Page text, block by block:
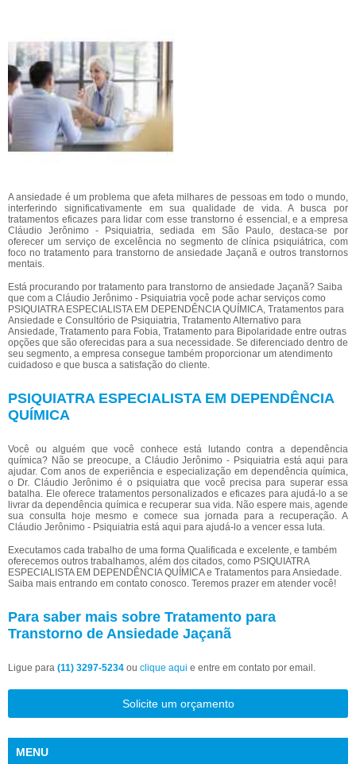
A ansiedade é um problema que afeta milhares de pessoas em todo o mundo,
interferindo significativamente em sua qualidade de vida. A busca por
tratamentos eficazes para lidar com esse transtorno é essencial, e a empresa
Cláudio Jerônimo - Psiquiatria, sediada em São Paulo, destaca-se por
oferecer um serviço de excelência no segmento de clínica psiquiátrica, com
foco no tratamento para transtorno de ansiedade Jaçanã e outros transtornos
mentais.
Está procurando por tratamento para transtorno de ansiedade Jaçanã? Saiba
que com a Cláudio Jerônimo - Psiquiatria você pode achar serviços como
PSIQUIATRA ESPECIALISTA EM DEPENDÊNCIA QUÍMICA, Tratamentos para
Ansiedade e Consultório de Psiquiatria, Tratamento Alternativo para
Ansiedade, Tratamento para Fobia, Tratamento para Bipolaridade entre outras
opções que são oferecidas para a sua necessidade. Se diferenciado dentro de
seu segmento, a empresa consegue também proporcionar um atendimento
cuidadoso e que busca a satisfação do cliente.
PSIQUIATRA ESPECIALISTA EM DEPENDÊNCIA
QUÍMICA
Você ou alguém que você conhece está lutando contra a dependência
química? Não se preocupe, a Cláudio Jerônimo - Psiquiatria está aqui para
ajudar. Com anos de experiência e especialização em dependência química,
o Dr. Cláudio Jerônimo é o psiquiatra que você precisa para superar essa
batalha. Ele oferece tratamentos personalizados e eficazes para ajudá-lo a se
livrar da dependência química e recuperar sua vida. Não espere mais, agende
sua consulta hoje mesmo e comece sua jornada para a recuperação. A
Cláudio Jerônimo - Psiquiatria está aqui para ajudá-lo a vencer essa luta.
Executamos cada trabalho de uma forma Qualificada e excelente, e também
oferecemos outros trabalhamos, além dos citados, como PSIQUIATRA
ESPECIALISTA EM DEPENDÊNCIA QUÍMICA e Tratamentos para Ansiedade.
Saiba mais entrando em contato conosco. Teremos prazer em atender você!
Para saber mais sobre Tratamento para
Transtorno de Ansiedade Jaçanã
Ligue para (11) 3297-5234 ou clique aqui e entre em contato por email.
Solicite um orçamento
MENU